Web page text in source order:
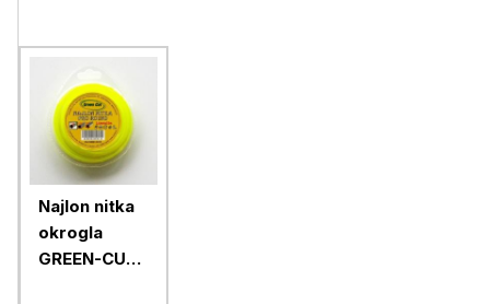
Najlon nitka
okrogla
GREEN-CUT